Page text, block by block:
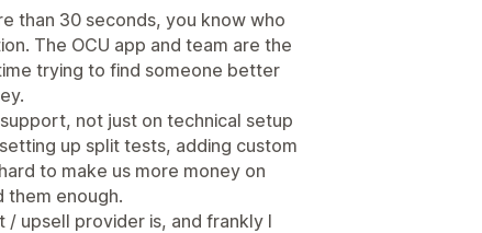
than 30 seconds, you know who
The OCU app and team are the
trying to find someone better
not just on technical setup
up split tests, adding custom
to make us more money on
them enough.
upsell provider is, and frankly I